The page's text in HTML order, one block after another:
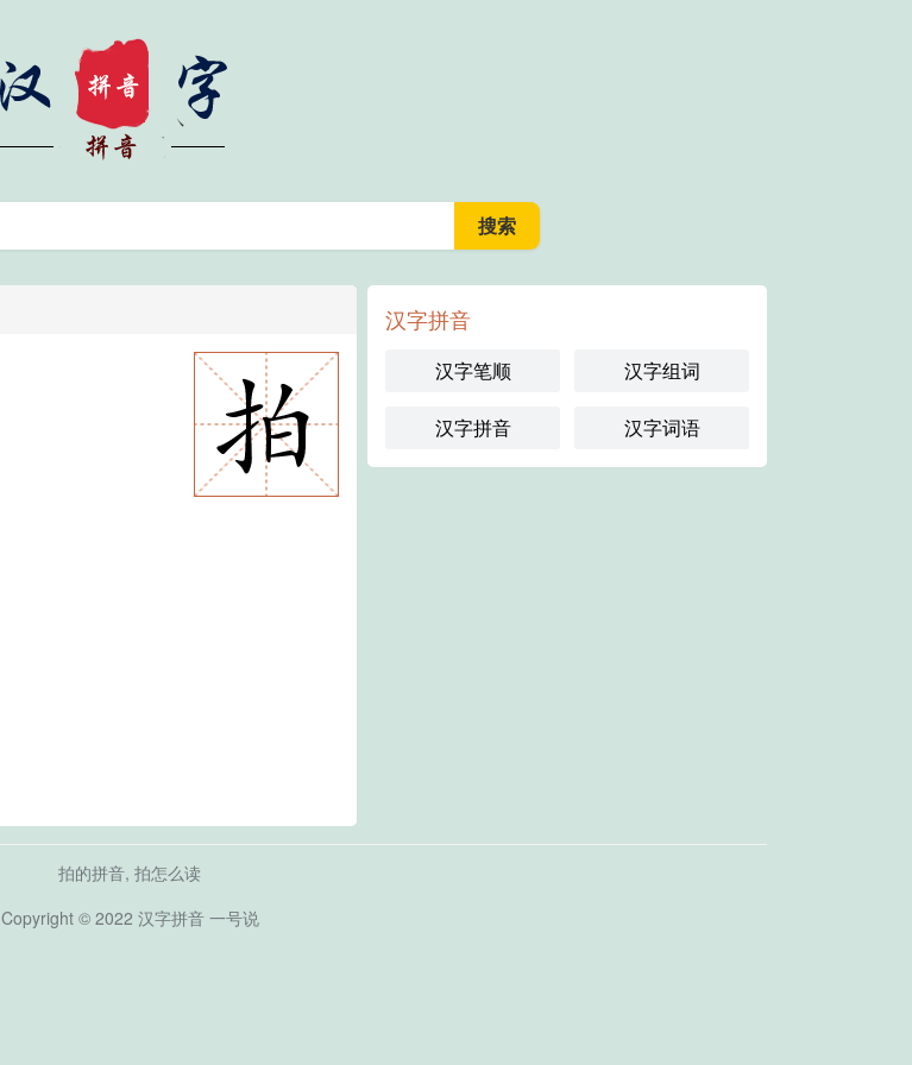
汉字拼音
汉字笔顺 汉字组词
汉字拼音 汉字词语
拍的拼音, 拍怎么读
Copyright © 2022 汉字拼音一号说